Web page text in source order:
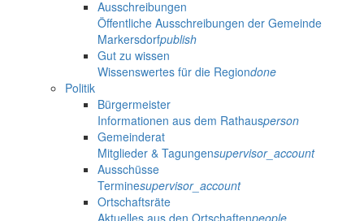
Ausschreibungen
Öffentliche Ausschreibungen der Gemeinde
Markersdorfpublish
Gut zu wissen
Wissenswertes für die Regiondone
Politik
Bürgermeister
Informationen aus dem Rathausperson
Gemeinderat
Mitglieder & Tagungensupervisor_account
Ausschüsse
Terminesupervisor_account
Ortschaftsräte
Aktuelles aus den Ortschaftenpeople